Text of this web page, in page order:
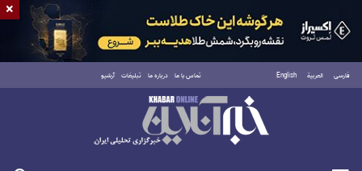
فارسی العربية English تماس با ما درباره ما تبلیغات آرشیو
شنبه ۱۷ مرداد ۱۴۰۵
×